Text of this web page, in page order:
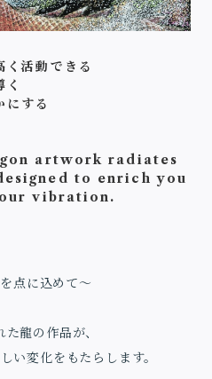
く活動できる
にする
artwork radiates
to enrich you
点に込めて〜
龍の作品が、
い変化をもたらします。